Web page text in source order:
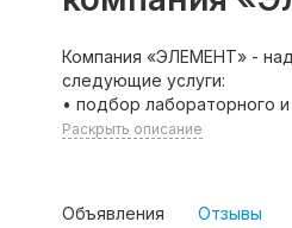
Компания «ЭЛЕМЕНТ» -
следующие услуги:
• подбор лабораторного
Раскрыть описание
Объявления Отзывы